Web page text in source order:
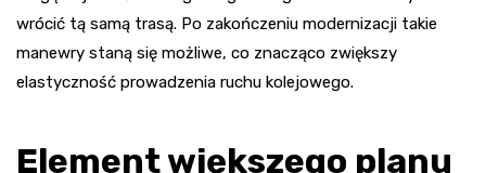
wrócić tą samą trasą. Po zakończeniu modernizacji takie
manewry staną się możliwe, co znacząco zwiększy
elastyczność prowadzenia ruchu kolejowego.
Element większego planu